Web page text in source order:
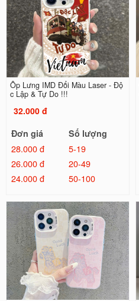
Ốp Lưng IMD Đổi Màu Laser - Độ
c Lập & Tự Do !!!
32.000 đ
Đơn giá
Số lượng
28.000 đ
5-19
26.000 đ
20-49
24.000 đ
50-100